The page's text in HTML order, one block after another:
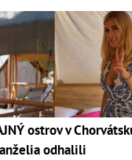
ostrov v
odhalili